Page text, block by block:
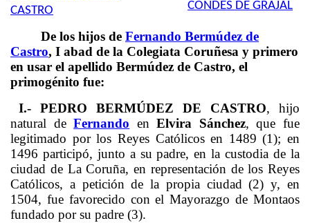
CASTRO
CONDES DE GRAJAL
De los hijos de Fernando Bermúdez de
Castro, I abad de la Colegiata Coruñesa y primero
en usar el apellido Bermúdez de Castro, el
primogénito fue:
I.- PEDRO BERMÚDEZ DE CASTRO, hijo
natural deFernando enElvira Sánchez, que fue
legitimado por los Reyes Católicos en 1489 (1); en
1496 participó, junto a su padre, en la custodia de la
ciudad de La Coruña, en representación de los Reyes
Católicos, a petición de la propia ciudad (2) y, en
1504, fue favorecido con el Mayorazgo de Montaos
fundado por su padre (3).